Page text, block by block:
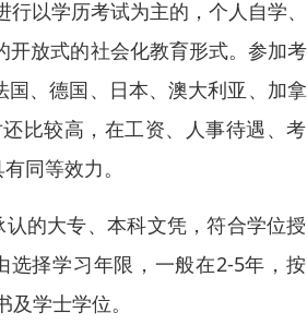
以学历考试为主的，个人自学
放式的社会化教育形式。参加
、德国、日本、澳大利亚、加
比较高，在工资、人事待遇、
同等效力。
的大专、本科文凭，符合学位
择学习年限，一般在2-5年，
学士学位。